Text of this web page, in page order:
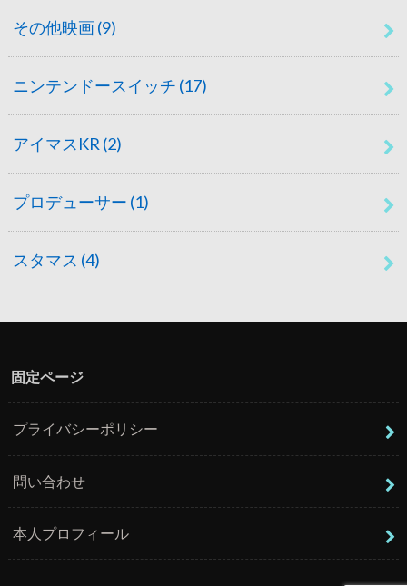
その他映画(9)
ニンテンドースイッチ (17)
アイマスKR(2)
プロデューサー (1)
スタマス (4)
固定ページ
プライバシーポリシー
問い合わせ
本人プロフィール